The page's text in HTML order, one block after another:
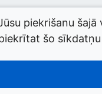
termini.gov.lv.
piekrišanu
šo